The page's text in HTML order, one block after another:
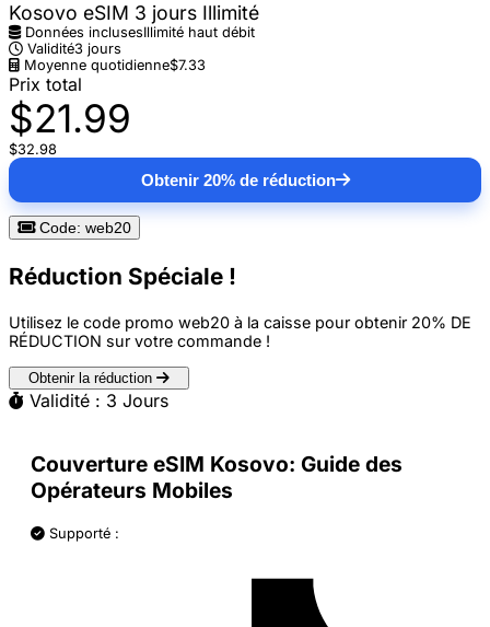
Kosovo eSIM 3 jours Illimité
Données inclusesIllimité haut débit
Validité3 jours
Moyenne quotidienne$7.33
Prix total
$21.99
$32.98
Obtenir 20% de réduction
Code: web20
Réduction Spéciale !
Utilisez le code promo web20 à la caisse pour obtenir 20% DE
RÉDUCTION sur votre commande !
Obtenir la réduction
Validité : 3 Jours
Couverture eSIM Kosovo: Guide des
Opérateurs Mobiles
Supporté :